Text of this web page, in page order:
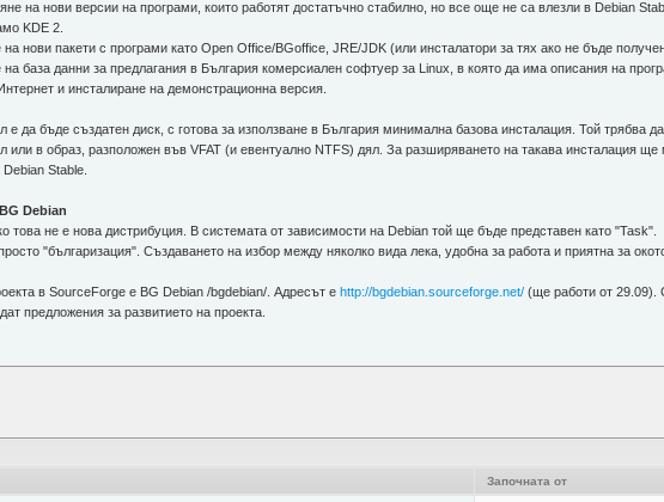
на нови версии на програми, които работят достатъчно стабилно, но все още не са влезли в Debian
KDE 2.
нови пакети с програми като Open Office/BGoffice, JRE/JDK (или инсталатори за тях ако не бъде
база данни за предлагания в България комерсиален софтуер за Linux, в която да има описания на
и инсталиране на демонстрационна версия.
е да бъде създатен диск, с готова за използване в България минимална базова инсталация. Той трябва
или в образ, разположен във VFAT (и евентуално NTFS) дял. За разширяването на такава инсталация
Stable.
Debian
това не е нова дистрибуция. В системата от зависимости на Debian той ще бъде представен като "Task".
"българизация". Създаването на избор между няколко вида лека, удобна за работа и приятна за
в SourceForge е BG Debian /bgdebian/. Адресът е http://bgdebian.sourceforge.net/ (ще работи от 29.09).
предложения за развитието на проекта.
Започната от